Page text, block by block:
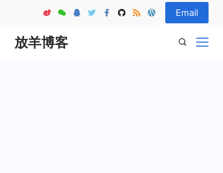
content
Email
放羊博客